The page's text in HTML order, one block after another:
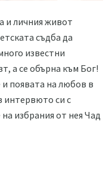
и личния живот
съдба да
известни
а се обърна към Бог!
появата на любов в
интервюто си с
избрания от нея Чад